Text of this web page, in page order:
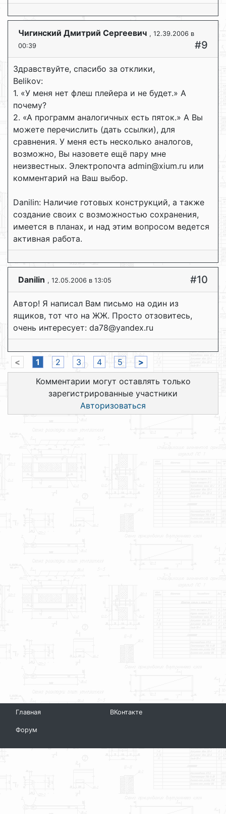
Чигинский Дмитрий Сергеевич , 12.39.2006 в
00:39
#9
Здравствуйте, спасибо за отклики,
Belikov:
1. «У меня нет флеш плейера и не будет.» А
почему?
2. «А программ аналогичных есть пяток.» А Вы
можете перечислить (дать ссылки), для
сравнения. У меня есть несколько аналогов,
возможно, Вы назовете ещё пару мне
неизвестных. Электропочта admin@xium.ru или
комментарий на Ваш выбор.
Dаnilin: Наличие готовых конструкций, а также
создание своих с возможностью сохранения,
имеется в планах, и над этим вопросом ведется
активная работа.
Dаnilin , 12.05.2006 в 13:05 #10
Автор! Я написал Вам письмо на один из
ящиков, тот что на ЖЖ. Просто отзовитесь,
очень интересует: da78@yandex.ru
< 1 2 3 4 5
>
Комментарии могут оставлять только
зарегистрированные участники
Авторизоваться
Главная
Форум
ВКонтакте